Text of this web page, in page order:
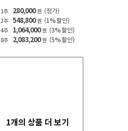
1주 280,000 원 (정가)
2주 548,800 원 (1% 할인)
4주 1,064,000 원 (3% 할인)
8주 2,083,200 원 (5% 할인)
1개의 상품 더 보기